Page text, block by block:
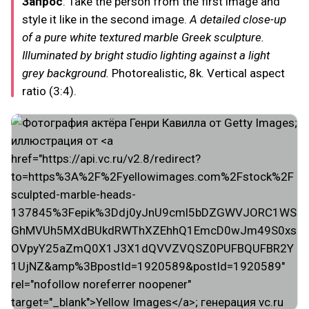
style it like in the second image. A detailed close-up
of a pure white textured marble Greek sculpture.
Illuminated by bright studio lighting against a light
grey background. Photorealistic, 8k. Vertical aspect
ratio (3:4).